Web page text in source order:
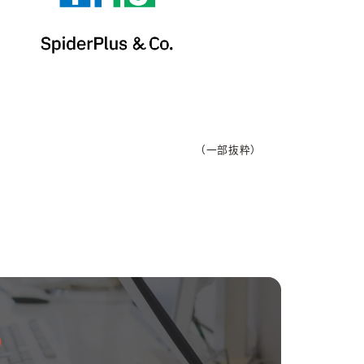
（一部抜粋）